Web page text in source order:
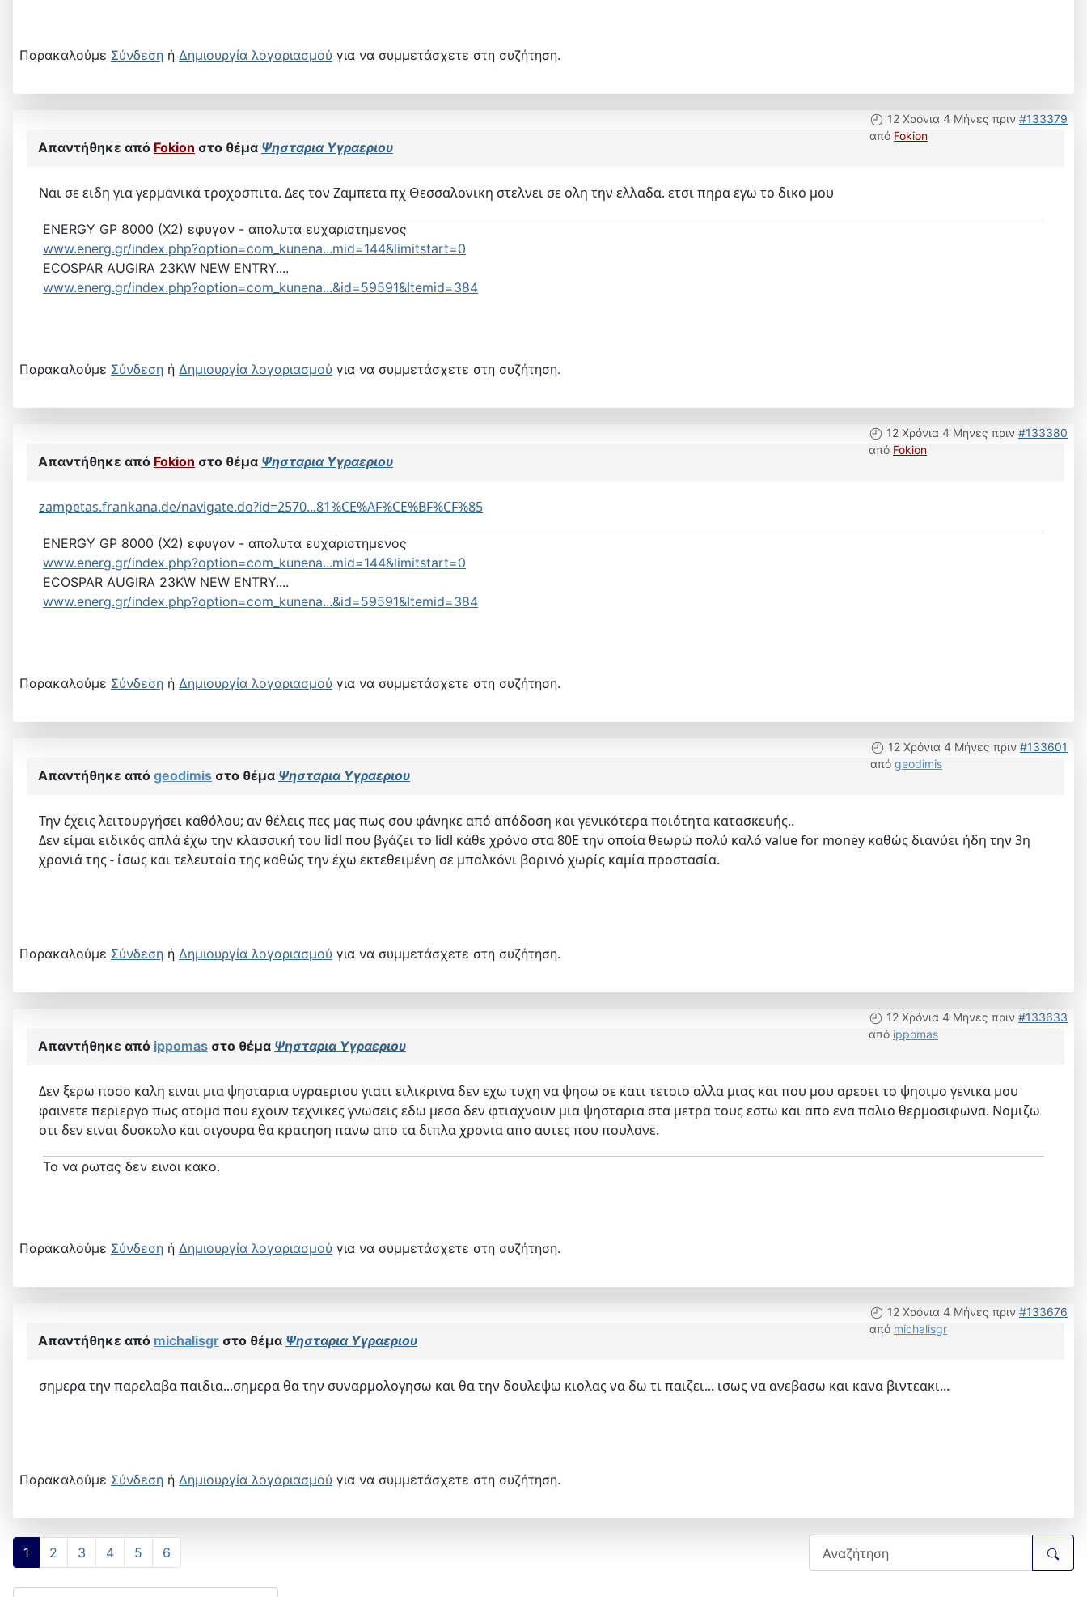
Παρακαλούμε Σύνδεση ή Δημιουργία λογαριασμού για να συμμετάσχετε στη συζήτηση.
12 Χρόνια 4 Μήνες πριν #133379
από Fokion
Απαντήθηκε από Fokion στο θέμα Ψησταρια Υγραεριου
Ναι σε ειδη για γερμανικά τροχοσπιτα. Δες τον Ζαμπετα πχ Θεσσαλονικη στελνει σε ολη την ελλαδα. ετσι πηρα εγω το δικο μου
ENERGY GP 8000 (X2) εφυγαν - απολυτα ευχαριστημενος
www.energ.gr/index.php?option=com_kunena...mid=144&limitstart=0
ECOSPAR AUGIRA 23KW NEW ENTRY....
www.energ.gr/index.php?option=com_kunena...&id=59591&Itemid=384
Παρακαλούμε Σύνδεση ή Δημιουργία λογαριασμού για να συμμετάσχετε στη συζήτηση.
12 Χρόνια 4 Μήνες πριν #133380
από Fokion
Απαντήθηκε από Fokion στο θέμα Ψησταρια Υγραεριου
zampetas.frankana.de/navigate.do?id=2570...81%CE%AF%CE%BF%CF%85
ENERGY GP 8000 (X2) εφυγαν - απολυτα ευχαριστημενος
www.energ.gr/index.php?option=com_kunena...mid=144&limitstart=0
ECOSPAR AUGIRA 23KW NEW ENTRY....
www.energ.gr/index.php?option=com_kunena...&id=59591&Itemid=384
Παρακαλούμε Σύνδεση ή Δημιουργία λογαριασμού για να συμμετάσχετε στη συζήτηση.
12 Χρόνια 4 Μήνες πριν #133601
από geodimis
Απαντήθηκε από geodimis στο θέμα Ψησταρια Υγραεριου
Την έχεις λειτουργήσει καθόλου; αν θέλεις πες μας πως σου φάνηκε από απόδοση και γενικότερα ποιότητα κατασκευής..
Δεν είμαι ειδικός απλά έχω την κλασσική του lidl που βγάζει το lidl κάθε χρόνο στα 80Ε την οποία θεωρώ πολύ καλό value for money καθώς διανύει ήδη την 3η
χρονιά της - ίσως και τελευταία της καθώς την έχω εκτεθειμένη σε μπαλκόνι βορινό χωρίς καμία προστασία.
Παρακαλούμε Σύνδεση ή Δημιουργία λογαριασμού για να συμμετάσχετε στη συζήτηση.
12 Χρόνια 4 Μήνες πριν #133633
από ippomas
Απαντήθηκε από ippomas στο θέμα Ψησταρια Υγραεριου
Δεν ξερω ποσο καλη ειναι μια ψησταρια υγραεριου γιατι ειλικρινα δεν εχω τυχη να ψησω σε κατι τετοιο αλλα μιας και που μου αρεσει το ψησιμο γενικα μου
φαινετε περιεργο πως ατομα που εχουν τεχνικες γνωσεις εδω μεσα δεν φτιαχνουν μια ψησταρια στα μετρα τους εστω και απο ενα παλιο θερμοσιφωνα. Νομιζω
οτι δεν ειναι δυσκολο και σιγουρα θα κρατηση πανω απο τα διπλα χρονια απο αυτες που πουλανε.
Το να ρωτας δεν ειναι κακο.
Παρακαλούμε Σύνδεση ή Δημιουργία λογαριασμού για να συμμετάσχετε στη συζήτηση.
12 Χρόνια 4 Μήνες πριν #133676
από michalisgr
Απαντήθηκε από michalisgr στο θέμα Ψησταρια Υγραεριου
σημερα την παρελαβα παιδια...σημερα θα την συναρμολογησω και θα την δουλεψω κιολας να δω τι παιζει... ισως να ανεβασω και κανα βιντεακι...
Παρακαλούμε Σύνδεση ή Δημιουργία λογαριασμού για να συμμετάσχετε στη συζήτηση.
1 2 3 4 5 6